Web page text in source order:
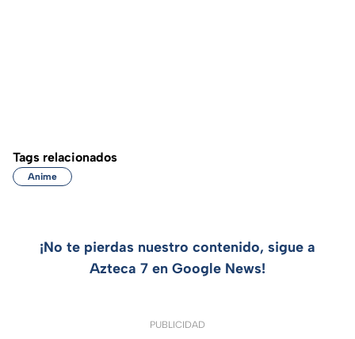
Tags relacionados
Anime
¡No te pierdas nuestro contenido, sigue a
Azteca 7 en Google News!
PUBLICIDAD